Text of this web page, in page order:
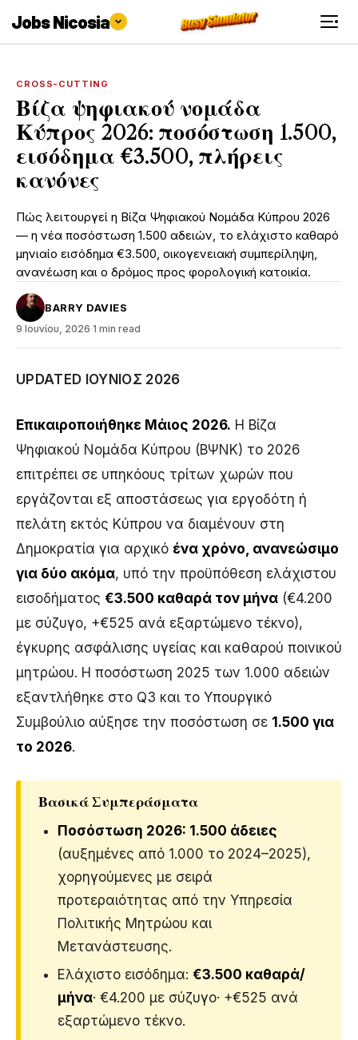
Jobs Nicosia
CROSS-CUTTING
Βίζα ψηφιακού νομάδα
Κύπρος 2026: ποσόστωση 1.500,
εισόδημα €3.500, πλήρεις
κανόνες
Πώς λειτουργεί η Βίζα Ψηφιακού Νομάδα Κύπρου 2026
— η νέα ποσόστωση 1.500 αδειών, το ελάχιστο καθαρό
μηνιαίο εισόδημα €3.500, οικογενειακή συμπερίληψη,
ανανέωση και ο δρόμος προς φορολογική κατοικία.
BARRY DAVIES
9 Ιουνίου, 2026·1 min read
UPDATED ΙΟΎΝΙΟΣ 2026
Επικαιροποιήθηκε Μάιος 2026. Η Βίζα
Ψηφιακού Νομάδα Κύπρου (ΒΨΝΚ) το 2026
επιτρέπει σε υπηκόους τρίτων χωρών που
εργάζονται εξ αποστάσεως για εργοδότη ή
πελάτη εκτός Κύπρου να διαμένουν στη
Δημοκρατία για αρχικό ένα χρόνο, ανανεώσιμο
για δύο ακόμα, υπό την προϋπόθεση ελάχιστου
εισοδήματος €3.500 καθαρά τον μήνα (€4.200
με σύζυγο, +€525 ανά εξαρτώμενο τέκνο),
έγκυρης ασφάλισης υγείας και καθαρού ποινικού
μητρώου. Η ποσόστωση 2025 των 1.000 αδειών
εξαντλήθηκε στο Q3 και το Υπουργικό
Συμβούλιο αύξησε την ποσόστωση σε 1.500 για
το 2026.
Βασικά Συμπεράσματα
Ποσόστωση 2026: 1.500 άδειες
(αυξημένες από 1.000 το 2024–2025),
χορηγούμενες με σειρά
προτεραιότητας από την Υπηρεσία
Πολιτικής Μητρώου και
Μετανάστευσης.
Ελάχιστο εισόδημα: €3.500 καθαρά/
μήνα· €4.200 με σύζυγο· +€525 ανά
εξαρτώμενο τέκνο.